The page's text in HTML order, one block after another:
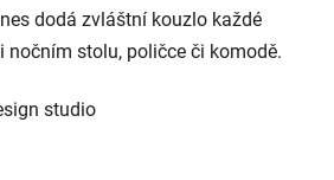
dodá zvláštní kouzlo každé
stolu, poličce či komodě.
studio